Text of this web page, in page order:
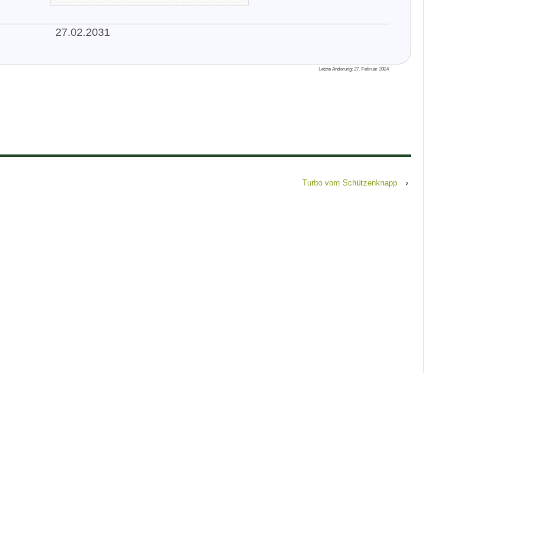
27.02.2031
Letzte Änderung: 27. Februar 2024
Turbo vom Schützenknapp ›